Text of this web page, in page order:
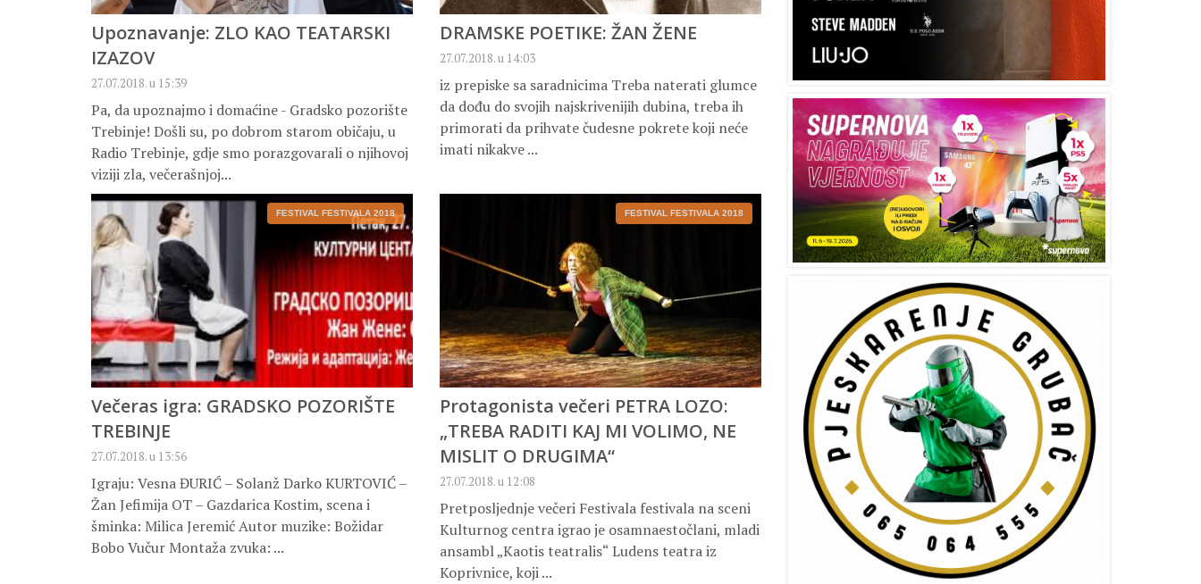
Upoznavanje: ZLO KAO TEATARSKI
IZAZOV
27.07.2018. u 15:39
Pa, da upoznajmo i domaćine - Gradsko pozorište
Trebinje! Došli su, po dobrom starom običaju, u
Radio Trebinje, gdje smo porazgovarali o njihovoj
viziji zla, večerašnjoj...
DRAMSKE POETIKE: ŽAN ŽENE
27.07.2018. u 14:03
iz prepiske sa saradnicima Treba naterati glumce
da dođu do svojih najskrivenijih dubina, treba ih
primorati da prihvate čudesne pokrete koji neće
imati nikakve ...
FESTIVAL FESTIVALA 2018
Večeras igra: GRADSKO POZORIŠTE
TREBINJE
27.07.2018. u 13:56
Igraju: Vesna ĐURIĆ – Solanž Darko KURTOVIĆ –
Žan Jefimija OT – Gazdarica Kostim, scena i
šminka: Milica Jeremić Autor muzike: Božidar
Bobo Vučur Montaža zvuka: ...
FESTIVAL FESTIVALA 2018
Protagonista večeri PETRA LOZO:
„TREBA RADITI KAJ MI VOLIMO, NE
MISLIT O DRUGIMA“
27.07.2018. u 12:08
Pretposljednje večeri Festivala festivala na sceni
Kulturnog centra igrao je osamnaestočlani, mladi
ansambl „Kaotis teatralis“ Ludens teatra iz
Koprivnice, koji ...